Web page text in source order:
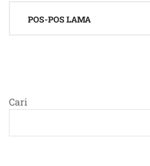
posPOS-POS LAMA
Cari